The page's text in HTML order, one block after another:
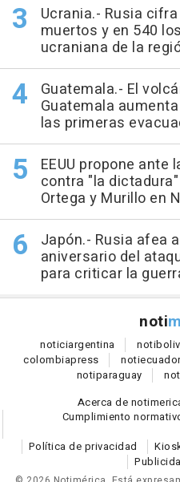
Ucrania.- Rusia
muertos y en 540
ucraniana de la
Guatemala.- El
Guatemala
las primeras
EEUU propone ante
contra "la
Ortega y Murillo en
Japón.- Rusia afea
aniversario del
para criticar la
noti
noticiargentina noti
colombiapress noti
notiparaguay
Acerca de
Cumplimiento
Política de privacidad